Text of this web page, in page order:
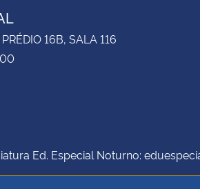
16B, SALA 116
Ed. Especial Noturno: